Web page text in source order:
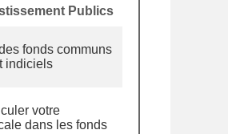
Publics
fonds communs
indiciels
votre
dans les fonds